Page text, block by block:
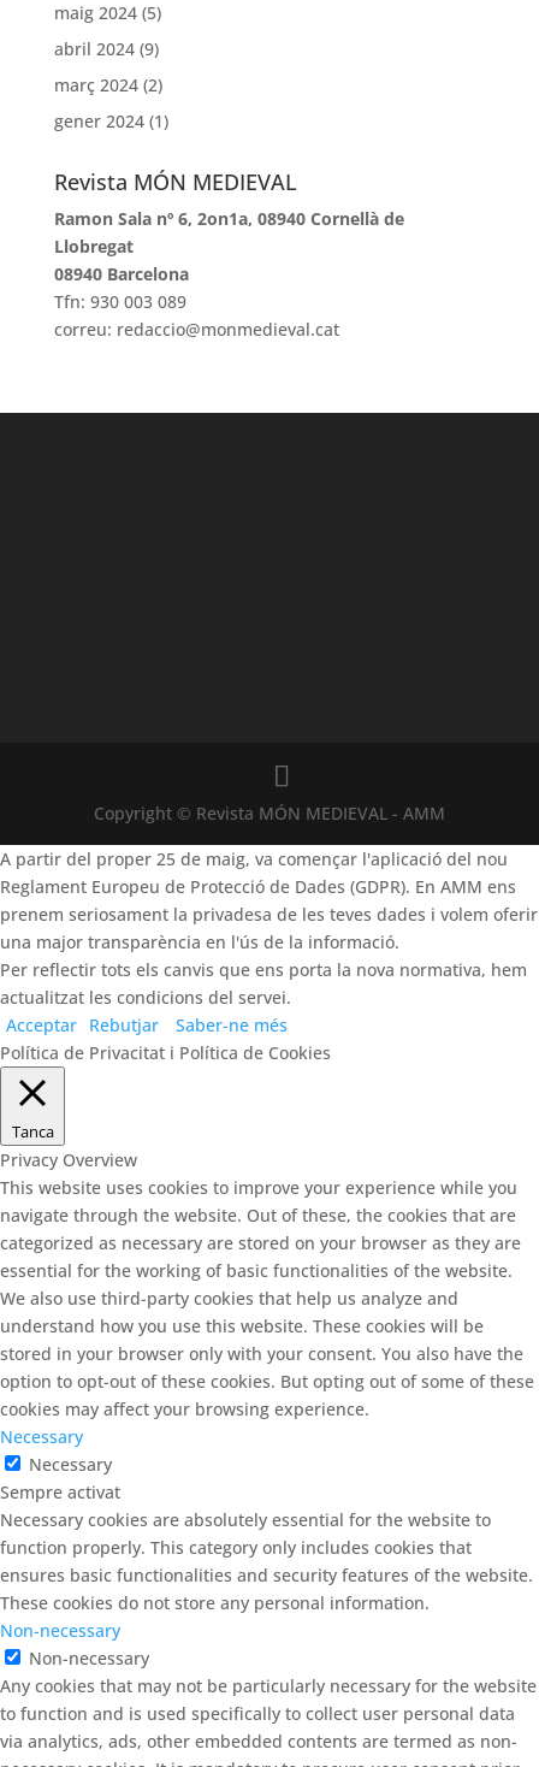
maig 2024(5)
abril 2024(9)
març 2024(2)
gener 2024(1)
Revista MÓN MEDIEVAL
Ramon Sala nº 6, 2on1a, 08940 Cornellà de
Llobregat
08940 Barcelona
Tfn: 930 003 089
correu: redaccio@monmedieval.cat
Copyright © Revista MÓN MEDIEVAL - AMM
A partir del proper 25 de maig, va començar l'aplicació del nou
Reglament Europeu de Protecció de Dades (GDPR). En AMM ens
prenem seriosament la privadesa de les teves dades i volem oferir
una major transparència en l'ús de la informació.
Per reflectir tots els canvis que ens porta la nova normativa, hem
actualitzat les condicions del servei.
Acceptar Rebutjar
Saber-ne més
Política de Privacitat i Política de Cookies
Tanca
Privacy Overview
This website uses cookies to improve your experience while you
navigate through the website. Out of these, the cookies that are
categorized as necessary are stored on your browser as they are
essential for the working of basic functionalities of the website.
We also use third-party cookies that help us analyze and
understand how you use this website. These cookies will be
stored in your browser only with your consent. You also have the
option to opt-out of these cookies. But opting out of some of these
cookies may affect your browsing experience.
Necessary
Necessary
Sempre activat
Necessary cookies are absolutely essential for the website to
function properly. This category only includes cookies that
ensures basic functionalities and security features of the website.
These cookies do not store any personal information.
Non-necessary
Non-necessary
Any cookies that may not be particularly necessary for the website
to function and is used specifically to collect user personal data
via analytics, ads, other embedded contents are termed as non-